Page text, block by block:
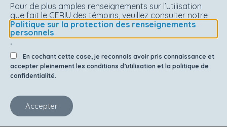
Pour de plus amples renseignements sur l’utilisation
que fait le CERIU des témoins, veuillez consulter notre
Politique sur la protection des renseignements
personnels
.
En cochant cette case, je reconnais avoir pris connaissance et
accepter pleinement les conditions d’utilisation et la politique de
confidentialité.
Accepter